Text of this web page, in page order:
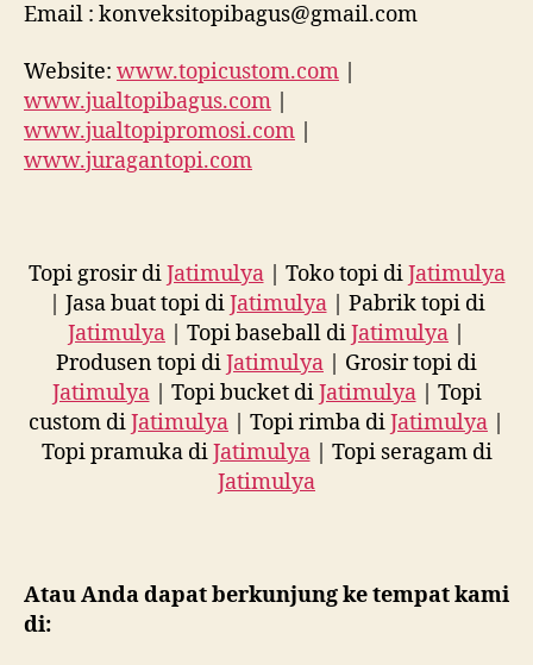
Email : konveksitopibagus@gmail.com
Website: www.topicustom.com |
www.jualtopibagus.com |
www.jualtopipromosi.com |
www.juragantopi.com
Topi grosir diJatimulya| Toko topi diJatimulya
| Jasa buat topi diJatimulya| Pabrik topi di
Jatimulya | Topi baseball diJatimulya |
Produsen topi diJatimulya | Grosir topi di
Jatimulya| Topi bucket diJatimulya| Topi
custom diJatimulya | Topi rimba diJatimulya |
Topi pramuka diJatimulya| Topi seragam di
Jatimulya
Atau Anda dapat berkunjung ke tempat kami
di: